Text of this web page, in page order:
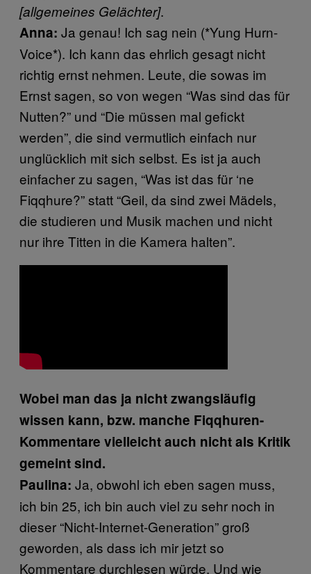
[allgemeines Gelächter].
Anna: Ja genau! Ich sag nein (*Yung Hurn-
Voice*). Ich kann das ehrlich gesagt nicht
richtig ernst nehmen. Leute, die sowas im
Ernst sagen, so von wegen “Was sind das für
Nutten?” und “Die müssen mal gefickt
werden”, die sind vermutlich einfach nur
unglücklich mit sich selbst. Es ist ja auch
einfacher zu sagen, “Was ist das für ‘ne
Fiqqhure?” statt “Geil, da sind zwei Mädels,
die studieren und Musik machen und nicht
nur ihre Titten in die Kamera halten”.
Wobei man das ja nicht zwangsläufig
wissen kann, bzw. manche Fiqqhuren-
Kommentare vielleicht auch nicht als Kritik
gemeint sind.
Paulina: Ja, obwohl ich eben sagen muss,
ich bin 25, ich bin auch viel zu sehr noch in
dieser “Nicht-Internet-Generation” groß
geworden, als dass ich mir jetzt so
Kommentare durchlesen würde. Und wie